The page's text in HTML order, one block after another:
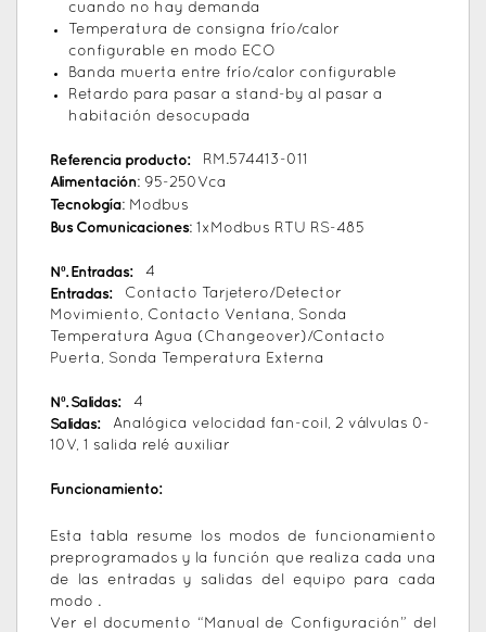
cuando no hay demanda
Temperatura de consigna frío/calor
configurable en modo ECO
Banda muerta entre frío/calor configurable
Retardo para pasar a stand-by al pasar a
habitación desocupada
Referencia producto:
RM.574413-011
Alimentación: 95-250Vca
Tecnología: Modbus
Bus Comunicaciones: 1xModbus RTU RS-485
Nº. Entradas:
4
Entradas:
Contacto Tarjetero/Detector
Movimiento, Contacto Ventana, Sonda
Temperatura Agua (Changeover)/Contacto
Puerta, Sonda Temperatura Externa
Nº. Salidas:
4
Salidas:
Analógica velocidad fan-coil, 2 válvulas 0-
10V, 1 salida relé auxiliar
Funcionamiento:
Esta tabla resume los modos de funcionamiento
preprogramados y la función que realiza cada una
de las entradas y salidas del equipo para cada
modo .
Ver el documento “Manual de Configuración” del